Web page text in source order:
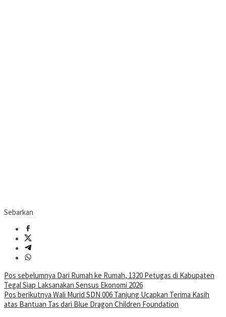
Sebarkan
Navigasi
pos
Pos sebelumnya Dari Rumah ke Rumah, 1320 Petugas di Kabupaten
Tegal Siap Laksanakan Sensus Ekonomi 2026
Pos berikutnya Wali Murid SDN 006 Tanjung Ucapkan Terima Kasih
atas Bantuan Tas dari Blue Dragon Children Foundation